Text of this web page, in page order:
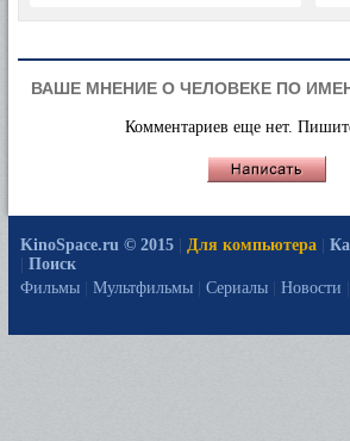
ВАШЕ МНЕНИЕ О ЧЕЛОВЕКЕ ПО
Комментариев еще нет.
KinoSpace.ru © 2015 Для компьютера
Поиск
Фильмы
Мультфильмы Сериалы Новости